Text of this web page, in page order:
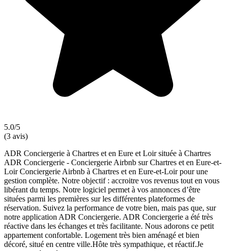
5.0/5
(3 avis)
ADR Conciergerie à Chartres et en Eure et Loir située à Chartres
ADR Conciergerie - Conciergerie Airbnb sur Chartres et en Eure-et-
Loir Conciergerie Airbnb à Chartres et en Eure-et-Loir pour une
gestion complète. Notre objectif : accroitre vos revenus tout en vous
libérant du temps. Notre logiciel permet à vos annonces d’être
situées parmi les premières sur les différentes plateformes de
réservation. Suivez la performance de votre bien, mais pas que, sur
notre application ADR Conciergerie. ADR Conciergerie a été très
réactive dans les échanges et très facilitante. Nous adorons ce petit
appartement confortable. Logement très bien aménagé et bien
décoré, situé en centre ville.Hôte très sympathique, et réactif.Je